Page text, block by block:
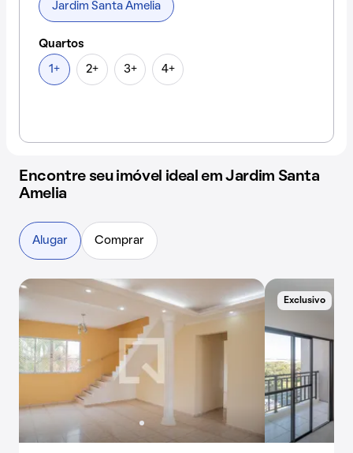
Jardim Santa Amelia
Quartos
1+ 2+ 3+ 4+
Encontre seu imóvel ideal em Jardim Santa
Amelia
Exclusivo
Alugar Comprar